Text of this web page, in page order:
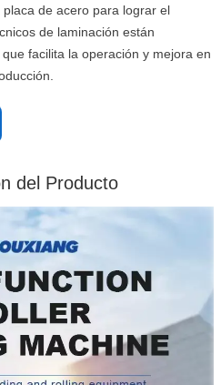
de acero para lograr el
de laminación están
facilita la operación y mejora en
del Producto